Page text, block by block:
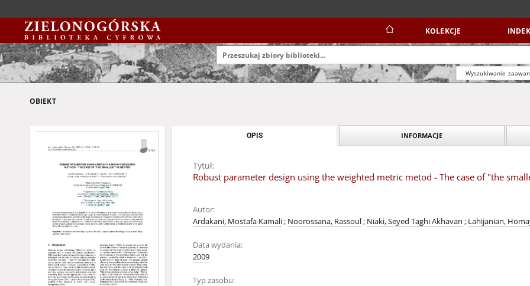
KOLEKCJE
Wyszukiwanie
OBIEKT
OPIS INFORMACJE
Tytuł:
Robust parameter design using the weighted metric metod - The case of "the
Autor:
Ardakani, Mostafa Kamali; Noorossana, Rassoul; Niaki, Seyed Taghi Akhavan ; Lahijanian,
Data wydania:
2009
Typ zasobu: